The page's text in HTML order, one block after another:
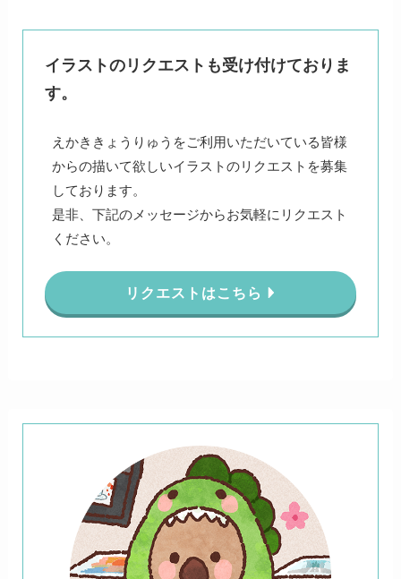
イラストのリクエストも受け付けておりま
す。
えかききょうりゅうをご利用いただいている皆様
からの描いて欲しいイラストのリクエストを募集
しております。
是非、下記のメッセージからお気軽にリクエスト
ください。
リクエストはこちら